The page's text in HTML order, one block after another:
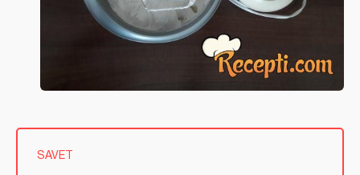
SAVET